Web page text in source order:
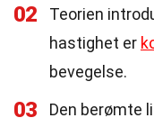
02
Teorien
hastighet er
bevegelse.
03
Den berømte